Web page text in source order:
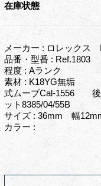
在庫状態
メーカー : ロレックス
品番・型番 : Ref.1803
程度 : Aランク
素材 : K18YG無垢
式ムーブCal-1556 後
ット8385/04/55B
サイズ : 36mm 幅
カラー :